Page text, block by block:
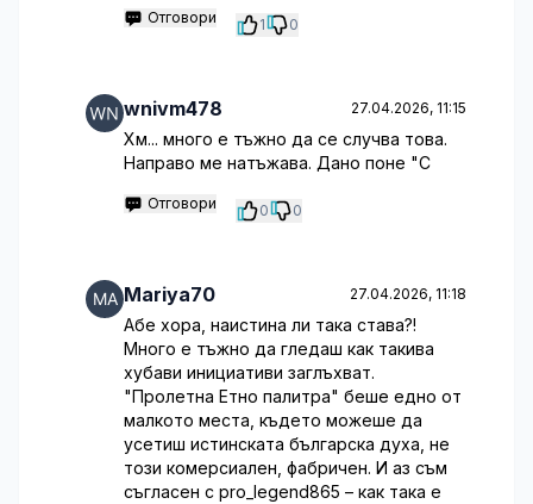
Отговори 1 0
wnivm478 27.04.2026, 11:15
Хм... много е тъжно да се случва това.
Направо ме натъжава. Дано поне "С
Отговори 0 0
Mariya70 27.04.2026, 11:18
Абе хора, наистина ли така става?!
Много е тъжно да гледаш как такива
хубави инициативи заглъхват.
"Пролетна Етно палитра" беше едно от
малкото места, където можеше да
усетиш истинската българска духa, не
този комерсиален, фабричен. И аз съм
съгласен с pro_legend865 – как така е